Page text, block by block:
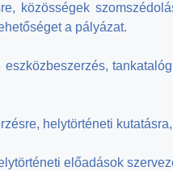
közösségek
a pályázat.
helytörténeti
előadások